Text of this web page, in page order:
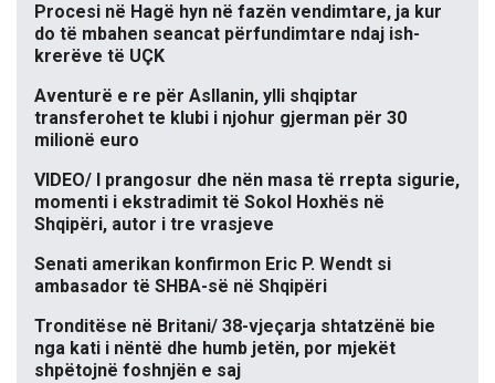
Procesi në Hagë hyn në fazën vendimtare, ja kur
do të mbahen seancat përfundimtare ndaj ish-
krerëve të UÇK
Aventurë e re për Asllanin, ylli shqiptar
transferohet te klubi i njohur gjerman për 30
milionë euro
VIDEO/ I prangosur dhe nën masa të rrepta sigurie,
momenti i ekstradimit të Sokol Hoxhës në
Shqipëri, autor i tre vrasjeve
Senati amerikan konfirmon Eric P. Wendt si
ambasador të SHBA-së në Shqipëri
Tronditëse në Britani/ 38-vjeçarja shtatzënë bie
nga kati i nëntë dhe humb jetën, por mjekët
shpëtojnë foshnjën e saj